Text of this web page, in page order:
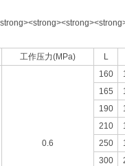
工作压力(MPa) L
0.6
160
165
190
210
250
300